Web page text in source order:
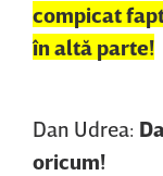
compicat
în altă parte!
Dan Udrea:
oricum!